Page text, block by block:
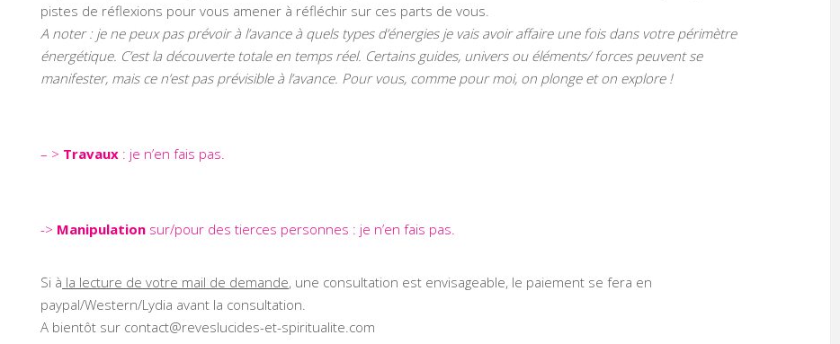
pistes de réflexions pour vous amener à réfléchir sur ces parts de vous.
A noter : je ne peux pas prévoir à l’avance à quels types d’énergies je vais avoir affaire une fois dans votre périmètre
énergétique. C’est la découverte totale en temps réel. Certains guides, univers ou éléments/ forces peuvent se
manifester, mais ce n’est pas prévisible à l’avance. Pour vous, comme pour moi, on plonge et on explore !
– > Travaux : je n’en fais pas.
-> Manipulation sur/pour des tierces personnes : je n’en fais pas.
Si à la lecture de votre mail de demande, une consultation est envisageable, le paiement se fera en
paypal/Western/Lydia avant la consultation.
A bientôt sur contact@reveslucides-et-spiritualite.com